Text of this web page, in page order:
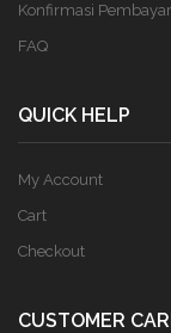
Konfirmasi
FAQ
QUICK HELP
My Account
Cart
Checkout
CUSTOMER